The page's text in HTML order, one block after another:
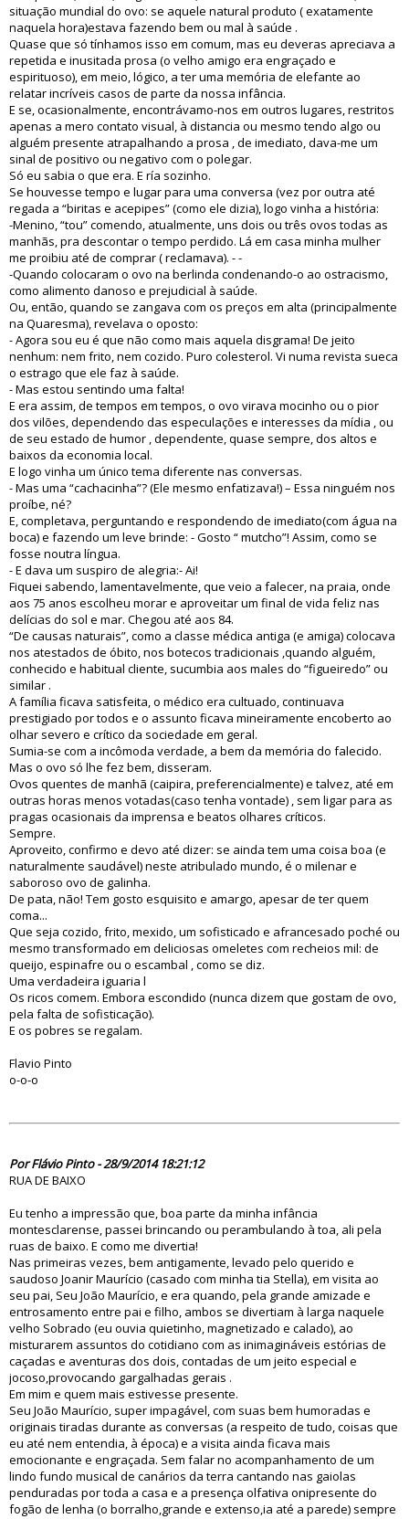
situação mundial do ovo: se aquele natural produto ( exatamente
naquela hora)estava fazendo bem ou mal à saúde .
Quase que só tínhamos isso em comum, mas eu deveras apreciava a
repetida e inusitada prosa (o velho amigo era engraçado e
espirituoso), em meio, lógico, a ter uma memória de elefante ao
relatar incríveis casos de parte da nossa infância.
E se, ocasionalmente, encontrávamo-nos em outros lugares, restritos
apenas a mero contato visual, à distancia ou mesmo tendo algo ou
alguém presente atrapalhando a prosa , de imediato, dava-me um
sinal de positivo ou negativo com o polegar.
Só eu sabia o que era. E ría sozinho.
Se houvesse tempo e lugar para uma conversa (vez por outra até
regada a “biritas e acepipes” (como ele dizia), logo vinha a história:
-Menino, “tou” comendo, atualmente, uns dois ou três ovos todas as
manhãs, pra descontar o tempo perdido. Lá em casa minha mulher
me proibiu até de comprar ( reclamava). - -
-Quando colocaram o ovo na berlinda condenando-o ao ostracismo,
como alimento danoso e prejudicial à saúde.
Ou, então, quando se zangava com os preços em alta (principalmente
na Quaresma), revelava o oposto:
- Agora sou eu é que não como mais aquela disgrama! De jeito
nenhum: nem frito, nem cozido. Puro colesterol. Vi numa revista sueca
o estrago que ele faz à saúde.
- Mas estou sentindo uma falta!
E era assim, de tempos em tempos, o ovo virava mocinho ou o pior
dos vilões, dependendo das especulações e interesses da mídia , ou
de seu estado de humor , dependente, quase sempre, dos altos e
baixos da economia local.
E logo vinha um único tema diferente nas conversas.
- Mas uma “cachacinha”? (Ele mesmo enfatizava!) – Essa ninguém nos
proíbe, né?
E, completava, perguntando e respondendo de imediato(com água na
boca) e fazendo um leve brinde: - Gosto “ mutcho”! Assim, como se
fosse noutra língua.
- E dava um suspiro de alegria:- Ai!
Fiquei sabendo, lamentavelmente, que veio a falecer, na praia, onde
aos 75 anos escolheu morar e aproveitar um final de vida feliz nas
delícias do sol e mar. Chegou até aos 84.
“De causas naturais”, como a classe médica antiga (e amiga) colocava
nos atestados de óbito, nos botecos tradicionais ,quando alguém,
conhecido e habitual cliente, sucumbia aos males do “figueiredo” ou
similar .
A família ficava satisfeita, o médico era cultuado, continuava
prestigiado por todos e o assunto ficava mineiramente encoberto ao
olhar severo e crítico da sociedade em geral.
Sumia-se com a incômoda verdade, a bem da memória do falecido.
Mas o ovo só lhe fez bem, disseram.
Ovos quentes de manhã (caipira, preferencialmente) e talvez, até em
outras horas menos votadas(caso tenha vontade) , sem ligar para as
pragas ocasionais da imprensa e beatos olhares críticos.
Sempre.
Aproveito, confirmo e devo até dizer: se ainda tem uma coisa boa (e
naturalmente saudável) neste atribulado mundo, é o milenar e
saboroso ovo de galinha.
De pata, não! Tem gosto esquisito e amargo, apesar de ter quem
coma...
Que seja cozido, frito, mexido, um sofisticado e afrancesado poché ou
mesmo transformado em deliciosas omeletes com recheios mil: de
queijo, espinafre ou o escambal , como se diz.
Uma verdadeira iguaria l
Os ricos comem. Embora escondido (nunca dizem que gostam de ovo,
pela falta de sofisticação).
E os pobres se regalam.
Flavio Pinto
o-o-o
Por Flávio Pinto - 28/9/2014 18:21:12
RUA DE BAIXO
Eu tenho a impressão que, boa parte da minha infância
montesclarense, passei brincando ou perambulando à toa, ali pela
ruas de baixo. E como me divertia!
Nas primeiras vezes, bem antigamente, levado pelo querido e
saudoso Joanir Maurício (casado com minha tia Stella), em visita ao
seu pai, Seu João Maurício, e era quando, pela grande amizade e
entrosamento entre pai e filho, ambos se divertiam à larga naquele
velho Sobrado (eu ouvia quietinho, magnetizado e calado), ao
misturarem assuntos do cotidiano com as inimagináveis estórias de
caçadas e aventuras dos dois, contadas de um jeito especial e
jocoso,provocando gargalhadas gerais .
Em mim e quem mais estivesse presente.
Seu João Maurício, super impagável, com suas bem humoradas e
originais tiradas durante as conversas (a respeito de tudo, coisas que
eu até nem entendia, à época) e a visita ainda ficava mais
emocionante e engraçada. Sem falar no acompanhamento de um
lindo fundo musical de canários da terra cantando nas gaiolas
penduradas por toda a casa e a presença olfativa onipresente do
fogão de lenha (o borralho,grande e extenso,ia até a parede) sempre